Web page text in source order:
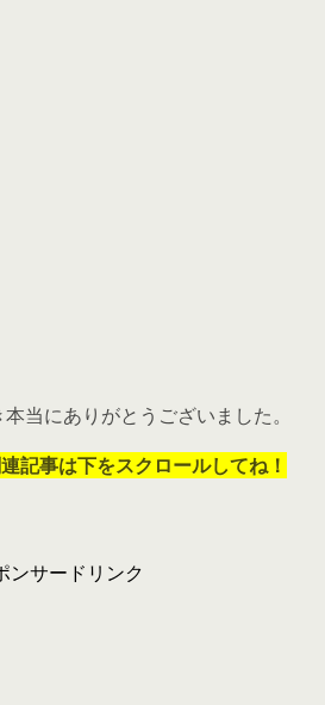
当にありがとうございました。
記事は下をスクロールしてね！
ンサードリンク